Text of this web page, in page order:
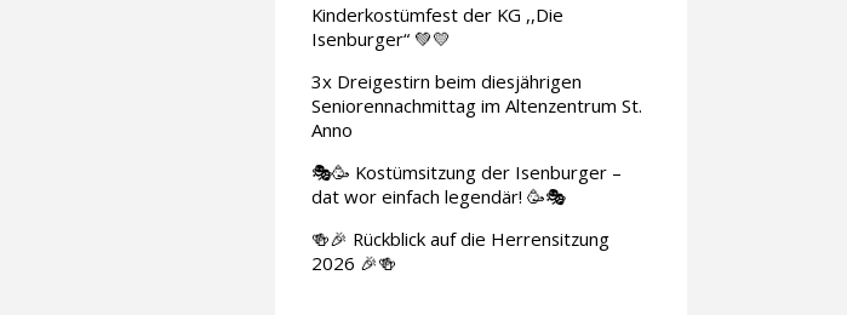
Kinderkostümfest der KG ,,Die
Isenburger“ 💚💛
3x Dreigestirn beim diesjährigen
Seniorennachmittag im Altenzentrum St.
Anno
🎭🥳 Kostümsitzung der Isenburger –
dat wor einfach legendär! 🥳🎭
🍻🎉 Rückblick auf die Herrensitzung
2026 🎉🍻